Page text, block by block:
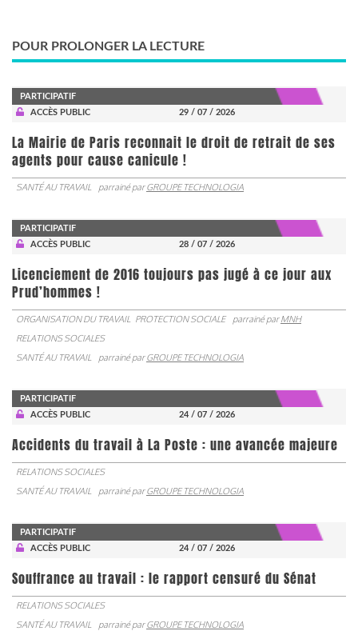
POUR PROLONGER LA LECTURE
PARTICIPATIF
ACCÈS PUBLIC
29 / 07 / 2026
La Mairie de Paris reconnait le droit de retrait de ses
agents pour cause canicule !
SANTÉ AU TRAVAIL parrainé parGROUPE TECHNOLOGIA
PARTICIPATIF
ACCÈS PUBLIC
28 / 07 / 2026
Licenciement de 2016 toujours pas jugé à ce jour aux
Prud’hommes !
ORGANISATION DU TRAVAIL PROTECTION SOCIALE parrainé parMNH
RELATIONS SOCIALES
SANTÉ AU TRAVAIL
parrainé parGROUPE TECHNOLOGIA
PARTICIPATIF
ACCÈS PUBLIC
24 / 07 / 2026
Accidents du travail à La Poste : une avancée majeure
RELATIONS SOCIALES
SANTÉ AU TRAVAIL
parrainé parGROUPE TECHNOLOGIA
PARTICIPATIF
ACCÈS PUBLIC
24 / 07 / 2026
Souffrance au travail : le rapport censuré du Sénat
RELATIONS SOCIALES
SANTÉ AU TRAVAIL
parrainé parGROUPE TECHNOLOGIA